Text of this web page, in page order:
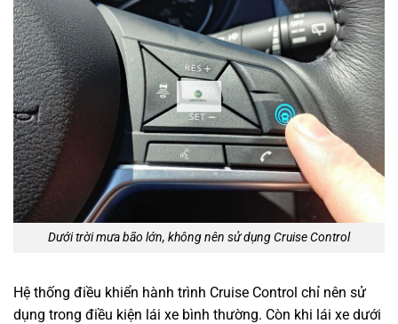
Dưới trời mưa bão lớn, không nên sử dụng Cruise Control
Hệ thống điều khiển hành trình Cruise Control chỉ nên sử
dụng trong điều kiện lái xe bình thường. Còn khi lái xe dưới